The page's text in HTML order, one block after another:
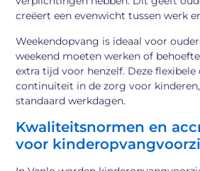
creëert een evenwicht tussen werk
Weekendopvang is ideaal voor
weekend moeten werken of
extra tijd voor henzelf. Deze
continuïteit in de zorg voor
standaard werkdagen.
Kwaliteitsnormen en
voor